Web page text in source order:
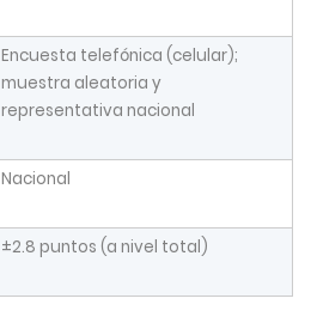
Encuesta telefónica (celular);
muestra aleatoria y
representativa nacional
Nacional
±2.8 puntos (a nivel total)